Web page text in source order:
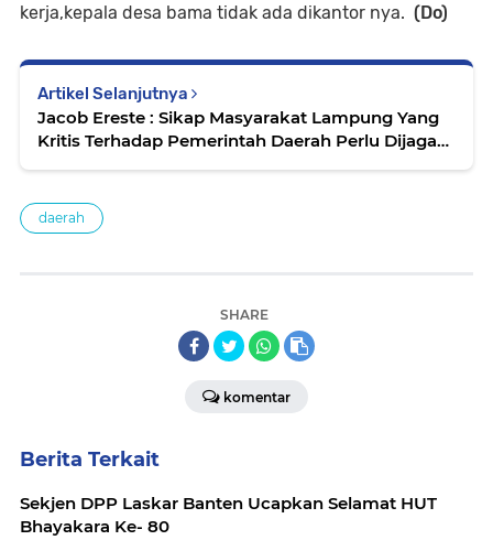
kerja,kepala desa bama tidak ada dikantor nya. (Do)
Artikel Selanjutnya
Jacob Ereste : Sikap Masyarakat Lampung Yang
Kritis Terhadap Pemerintah Daerah Perlu Dijaga
daerah
SHARE
komentar
Berita Terkait
Sekjen DPP Laskar Banten Ucapkan Selamat HUT
Bhayakara Ke- 80